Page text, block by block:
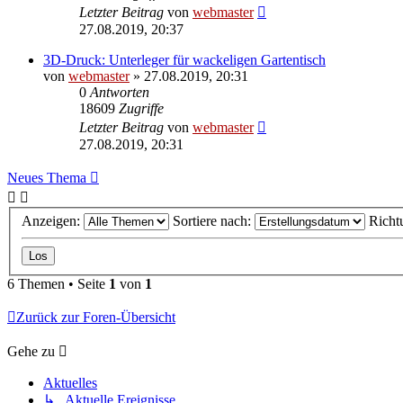
Letzter Beitrag von webmaster
27.08.2019, 20:37
3D-Druck: Unterleger für wackeligen Gartentisch
von webmaster» 27.08.2019, 20:31
0 Antworten
18609 Zugriffe
Letzter Beitrag von webmaster
27.08.2019, 20:31
Neues Thema
Anzeigen: Sortiere nach:
6 Themen • Seite 1 von 1
Zurück zur Foren-Übersicht
Gehe zu
Aktuelles